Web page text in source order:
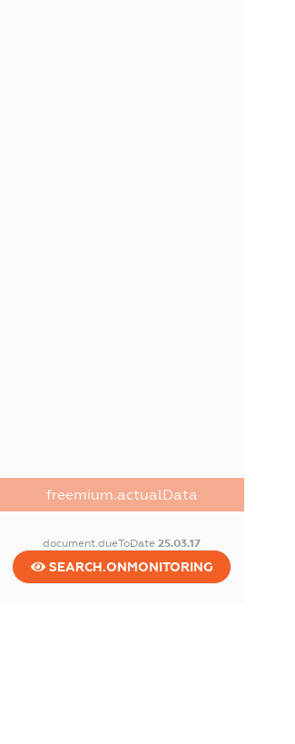
freemium.actualData
document.dueToDate25.03.17
SEARCH.ONMONITORING